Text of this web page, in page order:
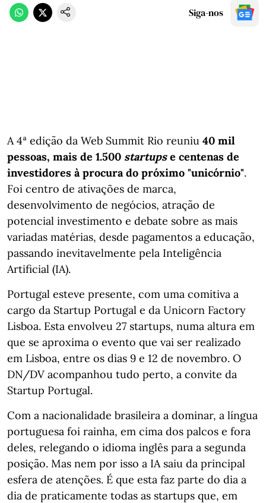
Siga-nos
A 4ª edição da Web Summit Rio reuniu 40 mil
pessoas, mais de 1.500 startupse centenas de
investidores à procura do próximo "unicórnio".
Foi centro de ativações de marca,
desenvolvimento de negócios, atração de
potencial investimento e debate sobre as mais
variadas matérias, desde pagamentos a educação,
passando inevitavelmente pela Inteligência
Artificial (IA).
Portugal esteve presente, com uma comitiva a
cargo da Startup Portugal e da Unicorn Factory
Lisboa. Esta envolveu 27 startups, numa altura em
que se aproxima o evento que vai ser realizado
em Lisboa, entre os dias 9 e 12 de novembro. O
DN/DV acompanhou tudo perto, a convite da
Startup Portugal.
Com a nacionalidade brasileira a dominar, a língua
portuguesa foi rainha, em cima dos palcos e fora
deles, relegando o idioma inglês para a segunda
posição. Mas nem por isso a IA saiu da principal
esfera de atenções. É que esta faz parte do dia a
dia de praticamente todas as startups que, em